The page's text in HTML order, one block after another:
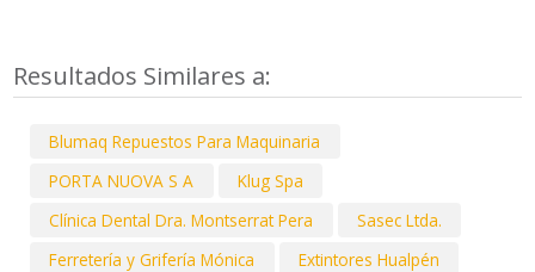
Resultados Similares a:
Blumaq Repuestos Para Maquinaria
PORTA NUOVA S A
Klug Spa
Clínica Dental Dra. Montserrat Pera
Sasec Ltda.
Ferretería y Grifería Mónica
Extintores Hualpén